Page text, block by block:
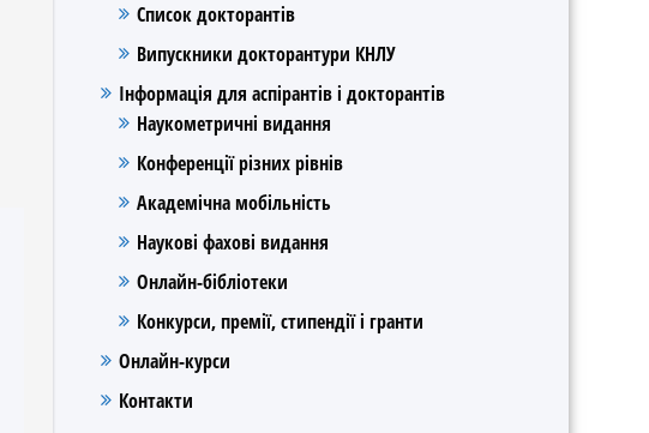
Список докторантів
Випускники докторантури КНЛУ
Інформація для аспірантів і докторантів
Наукометричні видання
Конференції різних рівнів
Академічна мобільність
Наукові фахові видання
Онлайн-бібліотеки
Конкурси, премії, стипендії і гранти
Онлайн-курси
Контакти